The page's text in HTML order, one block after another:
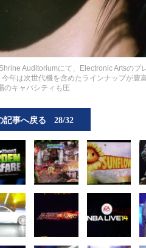
Auditoriumにて、Electronic Artsのプ
年は次世代機を含めたラインナップが豊
のキャパシティも圧
記事へ戻る 28/32